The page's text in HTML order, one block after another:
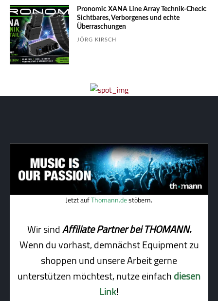
Pronomic XANA Line Array Technik-Check:
Sichtbares, Verborgenes und echte
Überraschungen
JÖRG KIRSCH
Jetzt aufThomann.destöbern.
Wir sindAffiliate Partner bei THOMANN.
Wenn du vorhast, demnächst Equipment zu
shoppen und unsere Arbeit gerne
unterstützen möchtest, nutze einfachdiesen
Link!